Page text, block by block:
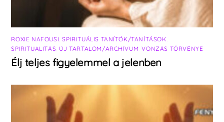
ROXIE NAFOUSI ,SPIRITUÁLIS TANÍTÓK/TANÍTÁSOK
SPIRITUALITÁS ÚJ TARTALOM/ARCHÍVUM ,VONZÁS TÖRVÉNYE
Élj teljes figyelemmel a jelenben